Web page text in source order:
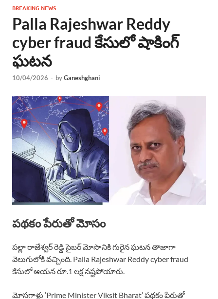
తెలుగు వార్తలు , బ్రేకింగ్ న్యూస్ తెలుగులో , తెలంగాణ లో తాజా అప్‌డేట్స్ ,
తెలుగు న్యూస్ పేపర్
BREAKING NEWS
Palla Rajeshwar Reddy
cyber fraud కేసులో షాకింగ్
ఘటన
10/04/2026 - byGaneshghani
పథకం పేరుతో మోసం
పల్లా రాజేశ్వర్ రెడ్డి సైబర్ మోసానికి గురైన ఘటన తాజాగా
వెలుగులోకి వచ్చింది. Palla Rajeshwar Reddy cyber fraud
కేసులో ఆయన రూ.1 లక్ష నష్టపోయారు.
మోసగాళ్లు ‘Prime Minister Viksit Bharat’ పథకం పేరుతో